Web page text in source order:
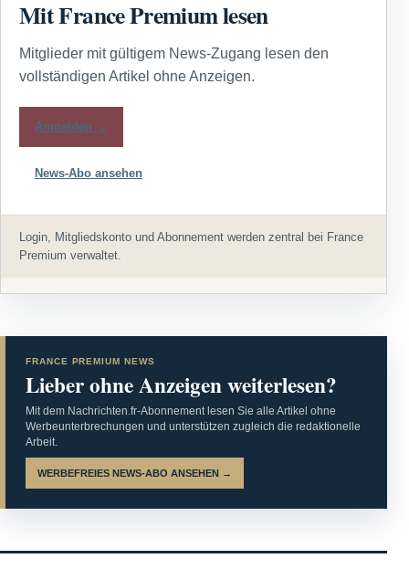
Mit France Premium lesen
Mitglieder mit gültigem News-Zugang lesen den
vollständigen Artikel ohne Anzeigen.
Anmelden →
News-Abo ansehen
Login, Mitgliedskonto und Abonnement werden zentral bei France
Premium verwaltet.
FRANCE PREMIUM NEWS
Lieber ohne Anzeigen weiterlesen?
Mit dem Nachrichten.fr-Abonnement lesen Sie alle Artikel ohne
Werbeunterbrechungen und unterstützen zugleich die redaktionelle
Arbeit.
WERBEFREIES NEWS-ABO ANSEHEN →